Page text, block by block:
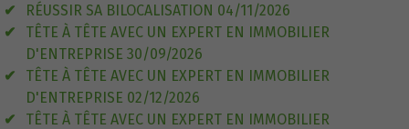
RÉUSSIR SA BILOCALISATION 04/11/2026
TÊTE À TÊTE AVEC UN EXPERT EN IMMOBILIER
D'ENTREPRISE 30/09/2026
TÊTE À TÊTE AVEC UN EXPERT EN IMMOBILIER
D'ENTREPRISE 02/12/2026
TÊTE À TÊTE AVEC UN EXPERT EN IMMOBILIER